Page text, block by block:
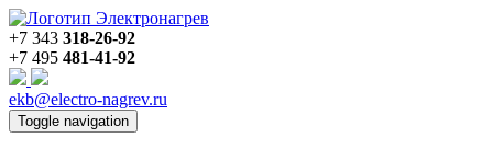
+7 343 318-26-92
+7 495 481-41-92
ekb@electro-nagrev.ru
Toggle navigation